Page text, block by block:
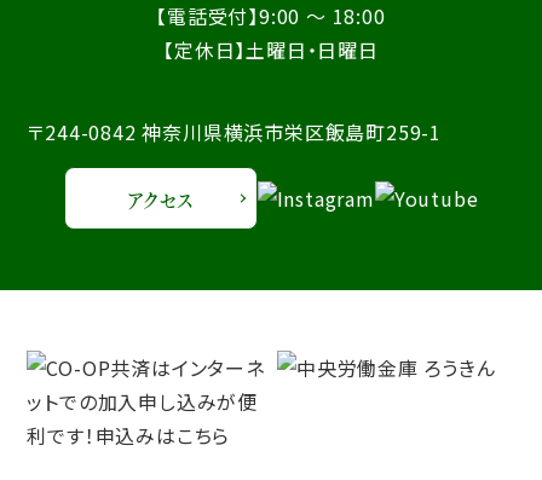
【電話受付】9:00 ～ 18:00
【定休日】土曜日・日曜日
〒244-0842 神奈川県横浜市栄区飯島町259-1
アクセス